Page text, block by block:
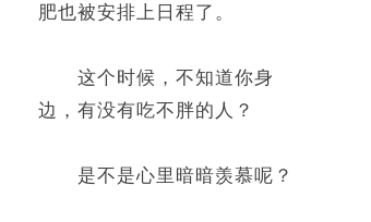
联系我们
肥也被安排上日程了。
这个时候， 不知道你身
边，有没有吃不胖的人？
是不是心里暗暗羡慕呢？